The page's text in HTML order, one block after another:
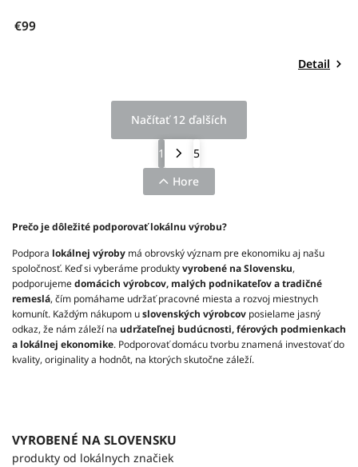
€99
Detail
Načítať 12 ďalších
1
5
Hore
Prečo je dôležité podporovať lokálnu výrobu?
Podpora lokálnej výroby má obrovský význam pre ekonomiku aj našu
spoločnosť. Keď si vyberáme produktyvyrobené na Slovensku,
podporujemedomácich výrobcov, malých podnikateľov a tradičné
remeslá, čím pomáhame udržať pracovné miesta a rozvoj miestnych
komunít. Každým nákupom uslovenských výrobcov posielame jasný
odkaz, že nám záleží na udržateľnej budúcnosti, férových podmienkach
a lokálnej ekonomike. Podporovať domácu tvorbu znamená investovať do
kvality, originality a hodnôt, na ktorých skutočne záleží.
VYROBENÉ NA SLOVENSKU
produkty od lokálnych značiek